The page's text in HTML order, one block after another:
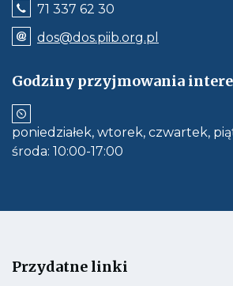
71 337 62 30
wywołuje
połączenie
telefonu:
71
30
dos@dos.piib.org.pl
e-
Jeśli
do
Godziny przyjmowania
poniedziałek, wtorek, czwartek,
środa: 10:00-17:00
Przydatne linki